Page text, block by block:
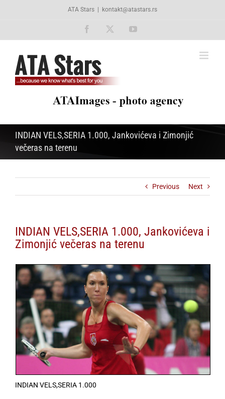
ATA Stars kontakt@atastars.rs
Facebook YouTube
INDIAN VELS,SERIA 1.000, Jankovićeva i Zimonjić
večeras na terenu
Previous Next
INDIAN VELS,SERIA 1.000, Jankovićeva i
Zimonjić večeras na terenu
INDIAN VELS,SERIA 1.000